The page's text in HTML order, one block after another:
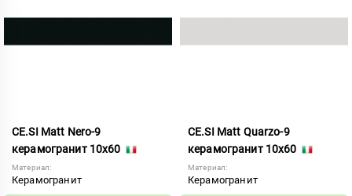
CE.SI Matt Nero-9
керамогранит 10x60
Материал:
Керамогранит
CE.SI Matt Quarzo-9
керамогранит 10x60
Материал:
Керамогранит